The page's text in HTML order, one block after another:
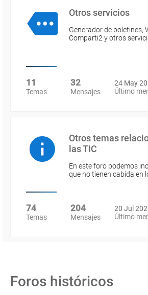
Otros servicios
Generador de boletines,
Comparti2 y otros
11
Temas
32
Mensajes
24 May
Último
Otros temas
las TIC
En este foro podemos
que no tienen cabida en
74
Temas
204
Mensajes
20 Jul
Último
Foros históricos